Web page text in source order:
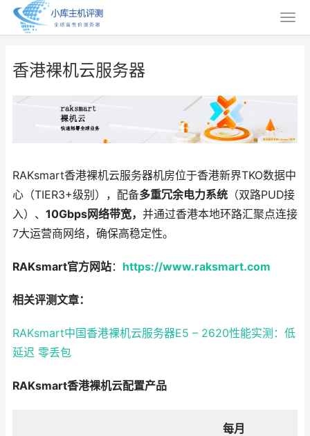
香港裸机云服务器
RAKsmart香港裸机云服务器机房位于香港新界TKO数据中
心（TIER3+级别），配备多重冗余电力系统 （双路PUD接
入）、 10Gbps网络带宽， 并通过香港本地环路汇聚点连接
7大运营商网络，确保高稳定性。
RAKsmart官方网站： https://www.raksmart.com
相关评测文章：
RAKsmart中国香港裸机云服务器E5 – 2620性能实测：低
延迟 零丢包
RAKsmart香港裸机云配置产品
每月